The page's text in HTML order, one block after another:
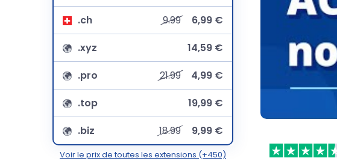
.ch
9.99
6,99 €
.xyz
14,59 €
.pro
21.99
4,99 €
.top
19,99 €
.biz
18.99 9,99 €
Voir le prix de toutes les extensions (+450)